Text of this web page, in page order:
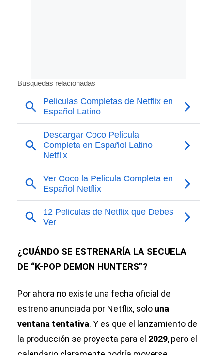
¿CUÁNDO SE ESTRENARÍA LA SECUELA
DE “K-POP DEMON HUNTERS”?
Por ahora no existe una fecha oficial de
estreno anunciada por Netflix, solo una
ventana tentativa. Y es que el lanzamiento de
la producción se proyecta para el 2029, pero el